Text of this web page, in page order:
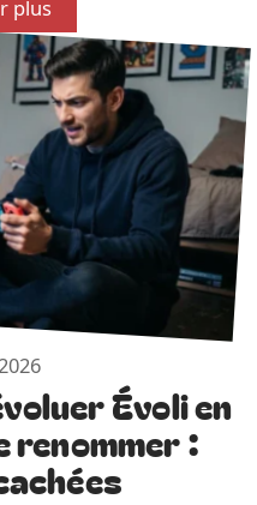
plus
Évoli en
renommer :